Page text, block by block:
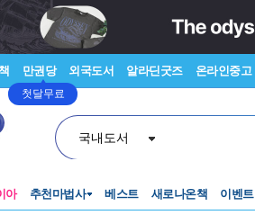
만권당
첫달무료
외국도서 알라딘굿즈 온라인중고
국내도서
아 추천마법사 베스트 새로나온책 이벤트